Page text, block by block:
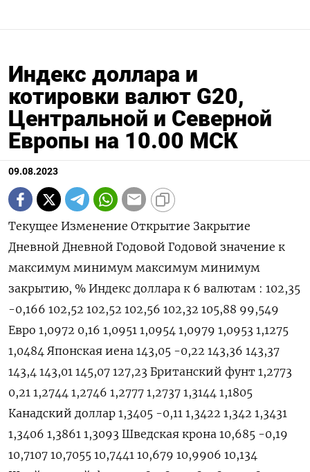
Индекс доллара и
котировки валют G20,
Центральной и Северной
Европы на 10.00 МСК
09.08.2023
Текущее Изменение Открытие Закрытие
Дневной Дневной Годовой Годовой значение к
максимум минимум максимум минимум
закрытию, % Индекс доллара к 6 валютам : 102,35
-0,166 102,52 102,52 102,56 102,32 105,88 99,549
Евро 1,0972 0,16 1,0951 1,0954 1,0979 1,0953 1,1275
1,0484 Японская иена 143,05 -0,22 143,36 143,37
143,4 143,01 145,07 127,23 Британский фунт 1,2773
0,21 1,2744 1,2746 1,2777 1,2737 1,3144 1,1805
Канадский доллар 1,3405 -0,11 1,3422 1,342 1,3431
1,3406 1,3861 1,3093 Шведская крона 10,685 -0,19
10,7107 10,7055 10,7441 10,679 10,9906 10,134